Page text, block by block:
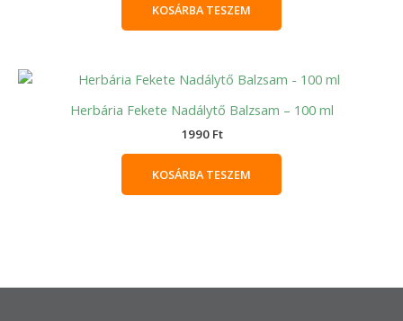
KOSÁRBA TESZEM
Herbária Fekete Nadálytő Balzsam – 100 ml
1990 Ft
KOSÁRBA TESZEM